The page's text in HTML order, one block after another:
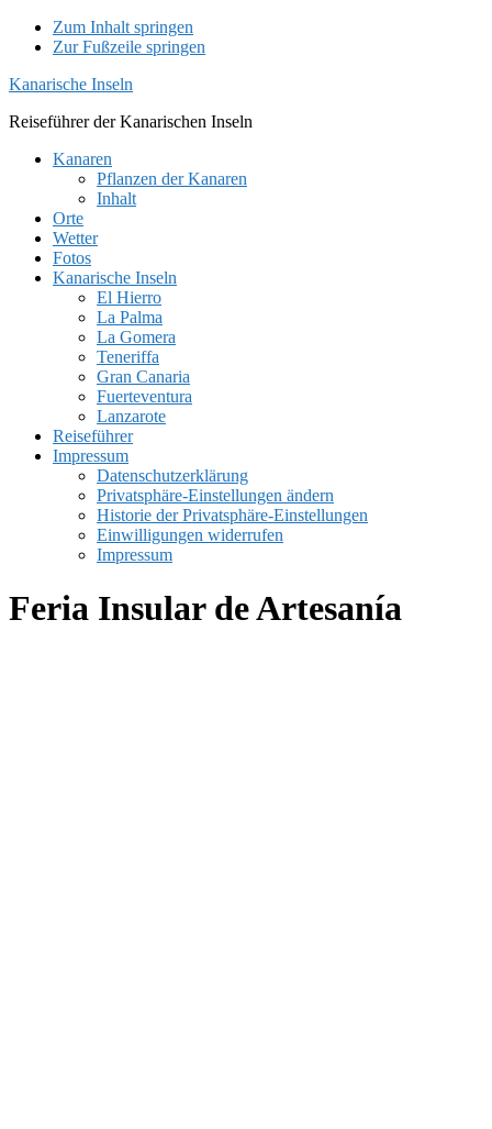
Zum Inhalt springen
Zur Fußzeile springen
Kanarische Inseln
Reiseführer der Kanarischen Inseln
Kanaren
Pflanzen der Kanaren
Inhalt
Orte
Wetter
Fotos
Kanarische Inseln
El Hierro
La Palma
La Gomera
Teneriffa
Gran Canaria
Fuerteventura
Lanzarote
Reiseführer
Impressum
Datenschutzerklärung
Privatsphäre-Einstellungen ändern
Historie der Privatsphäre-Einstellungen
Einwilligungen widerrufen
Impressum
Feria Insular de Artesanía